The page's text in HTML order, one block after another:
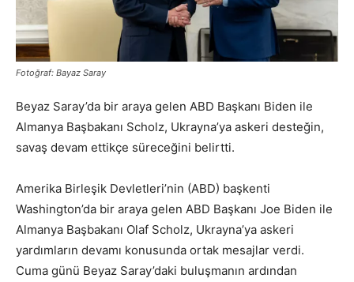
Fotoğraf: Bayaz Saray
Beyaz Saray’da bir araya gelen ABD Başkanı Biden ile
Almanya Başbakanı Scholz, Ukrayna’ya askeri desteğin,
savaş devam ettikçe süreceğini belirtti.
Amerika Birleşik Devletleri’nin (ABD) başkenti
Washington’da bir araya gelen ABD Başkanı Joe Biden ile
Almanya Başbakanı Olaf Scholz, Ukrayna’ya askeri
yardımların devamı konusunda ortak mesajlar verdi.
Cuma günü Beyaz Saray’daki buluşmanın ardından